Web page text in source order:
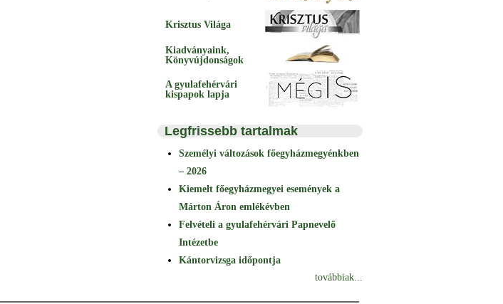
Krisztus Világa
Kiadványaink,
Könyvújdonságok
A gyulafehérvári
kispapok lapja
Legfrissebb tartalmak
Személyi változások főegyházmegyénkben
– 2026
Kiemelt főegyházmegyei események a
Márton Áron emlékévben
Felvételi a gyulafehérvári Papnevelő
Intézetbe
Kántorvizsga időpontja
továbbiak...